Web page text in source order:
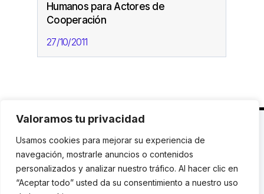
Valoramos tu privacidad
Usamos cookies para mejorar su experiencia de
navegación, mostrarle anuncios o contenidos
personalizados y analizar nuestro tráfico. Al hacer clic en
“Aceptar todo” usted da su consentimiento a nuestro uso
Humanos para Actores de
Cooperación
27/10/2011
C. Avinyó 44, 2n | 08002 Barcelona |T.: +34 93
119 03 72|institut@idhc.org
© Institut de Drets Humans de Catalunya.